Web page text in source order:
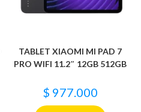
TABLET XIAOMI MI PAD 7
PRO WIFI 11.2″ 12GB 512GB
$ 977.000